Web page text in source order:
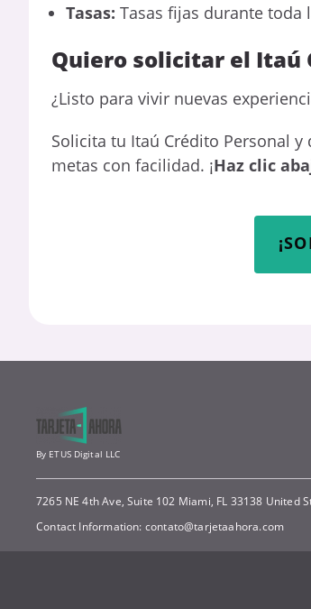
Tasas: Tasas fijas durante toda
Quiero solicitar el Itaú
¿Listo para vivir nuevas
Solicita tu Itaú Crédito Personal
metas con facilidad. ¡Haz clic
By ETUS Digital LLC
7265 NE 4th Ave, Suite 102 Miami, FL 33138 United
Contact Information: contato@tarjetaahora.com